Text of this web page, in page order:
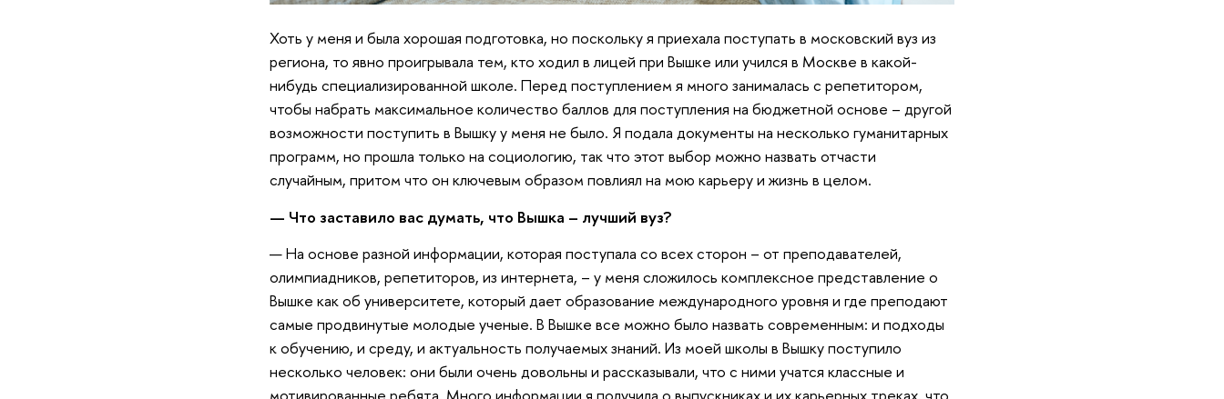
Хоть у меня и была хорошая подготовка, но поскольку я приехала поступать в московский вуз из
региона, то явно проигрывала тем, кто ходил в лицей при Вышке или учился в Москве в какой-
нибудь специализированной школе. Перед поступлением я много занималась с репетитором,
чтобы набрать максимальное количество баллов для поступления на бюджетной основе – другой
возможности поступить в Вышку у меня не было. Я подала документы на несколько гуманитарных
программ, но прошла только на социологию, так что этот выбор можно назвать отчасти
случайным, притом что он ключевым образом повлиял на мою карьеру и жизнь в целом.
— Что заставило вас думать, что Вышка – лучший вуз?
— На основе разной информации, которая поступала со всех сторон – от преподавателей,
олимпиадников, репетиторов, из интернета, – у меня сложилось комплексное представление о
Вышке как об университете, который дает образование международного уровня и где преподают
самые продвинутые молодые ученые. В Вышке все можно было назвать современным: и подходы
к обучению, и среду, и актуальность получаемых знаний. Из моей школы в Вышку поступило
несколько человек: они были очень довольны и рассказывали, что с ними учатся классные и